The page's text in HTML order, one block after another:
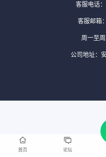
客服电话
客服邮箱
周一至
公司地址：
首页 论坛